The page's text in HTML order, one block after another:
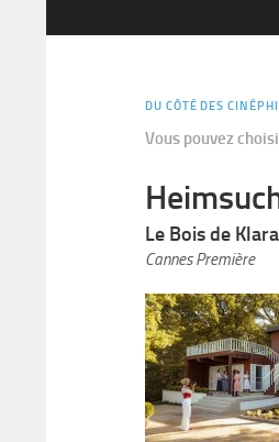
DU CÔTÉ DES
Vous pouvez
Le Bois de Klara
Cannes Première